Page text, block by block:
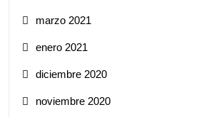
marzo 2021
enero 2021
diciembre 2020
noviembre 2020